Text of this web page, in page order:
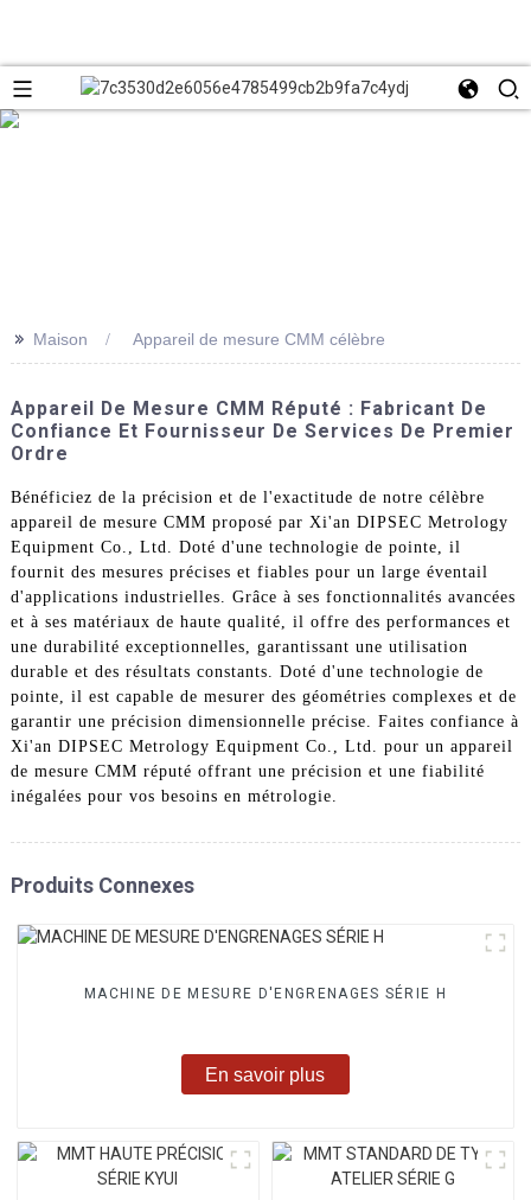
>> Maison Appareil de mesure CMM célèbre
Appareil De Mesure CMM Réputé : Fabricant De
Confiance Et Fournisseur De Services De Premier
Ordre
Bénéficiez de la précision et de l'exactitude de notre célèbre
appareil de mesure CMM proposé par Xi'an DIPSEC Metrology
Equipment Co., Ltd. Doté d'une technologie de pointe, il
fournit des mesures précises et fiables pour un large éventail
d'applications industrielles. Grâce à ses fonctionnalités avancées
et à ses matériaux de haute qualité, il offre des performances et
une durabilité exceptionnelles, garantissant une utilisation
durable et des résultats constants. Doté d'une technologie de
pointe, il est capable de mesurer des géométries complexes et de
garantir une précision dimensionnelle précise. Faites confiance à
Xi'an DIPSEC Metrology Equipment Co., Ltd. pour un appareil
de mesure CMM réputé offrant une précision et une fiabilité
inégalées pour vos besoins en métrologie.
Produits Connexes
MACHINE DE MESURE D'ENGRENAGES SÉRIE H
En savoir plus